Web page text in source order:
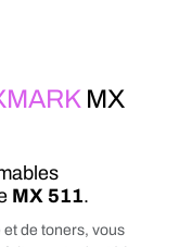
MX
MX 511.
de toners, vous